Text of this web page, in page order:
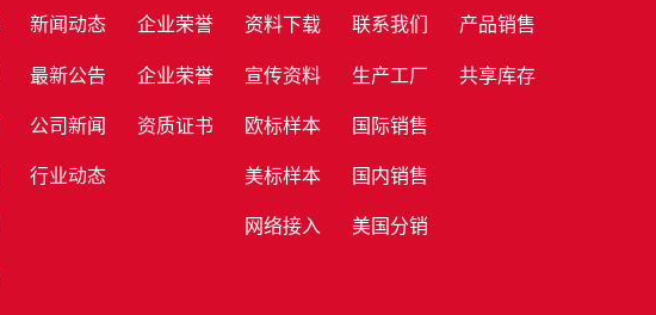
新闻动态
最新公告
公司新闻
行业动态
企业荣誉
企业荣誉
资质证书
资料下载
宣传资料
欧标样本
美标样本
网络接入
联系我们
生产工厂
国际销售
国内销售
美国分销
产品销售
共享库存